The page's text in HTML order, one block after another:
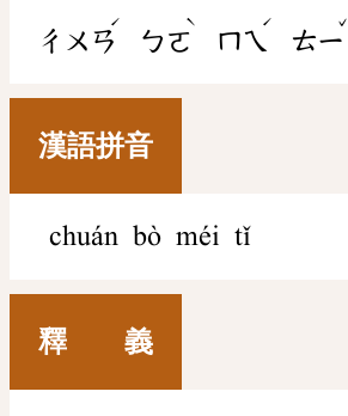
ㄔㄨㄢ
ˊ
ㄅㄛ
ˋ
ㄇㄟ
ˊ
ㄊㄧ
ˇ
漢語拼音
chuán bò méi tǐ
釋 義